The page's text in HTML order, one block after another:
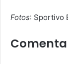
Fotos: Sportivo